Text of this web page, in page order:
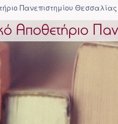
Πανεπιστημίου Θεσσαλίας